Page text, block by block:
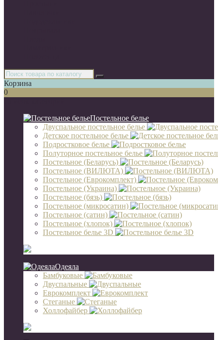
Корзина
0
Постельное белье
Двуспальное постельное белье
Детское постельное белье
Подростковое белье
Полуторное постельное белье
Постельное (Беларусь)
Постельное (ВИЛЮТА)
Постельное (Еврокомплект)
Постельное (Украина)
Постельное (бязь)
Постельное (микросатин)
Постельное (сатин)
Постельное (хлопок)
Постельное белье 3D
Одеяла
Бамбуковые
Двуспальные
Еврокомплект
Стеганые
Холлофайбер